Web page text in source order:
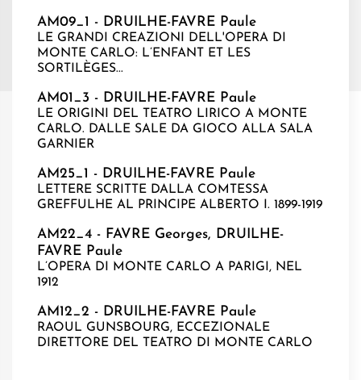
AM09_1 - DRUILHE-FAVRE Paule
LE GRANDI CREAZIONI DELL'OPERA DI
MONTE CARLO: L’ENFANT ET LES
SORTILÈGES...
AM01_3 - DRUILHE-FAVRE Paule
LE ORIGINI DEL TEATRO LIRICO A MONTE
CARLO. DALLE SALE DA GIOCO ALLA SALA
GARNIER
AM25_1 - DRUILHE-FAVRE Paule
LETTERE SCRITTE DALLA COMTESSA
GREFFULHE AL PRINCIPE ALBERTO I. 1899-1919
AM22_4 - FAVRE Georges, DRUILHE-
FAVRE Paule
L’OPERA DI MONTE CARLO A PARIGI, NEL
1912
AM12_2 - DRUILHE-FAVRE Paule
RAOUL GUNSBOURG, ECCEZIONALE
DIRETTORE DEL TEATRO DI MONTE CARLO